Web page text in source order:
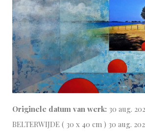
Originele datum van werk: 30 aug.
BELTERWIJDE ( 30 x 40 cm ) 30 aug.